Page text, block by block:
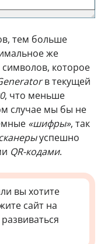
тем больше
же
которое
в текущей
, что меньше
случае мы бы не
«шифры», так
успешно
QR-кодами.
вы хотите
сайт на